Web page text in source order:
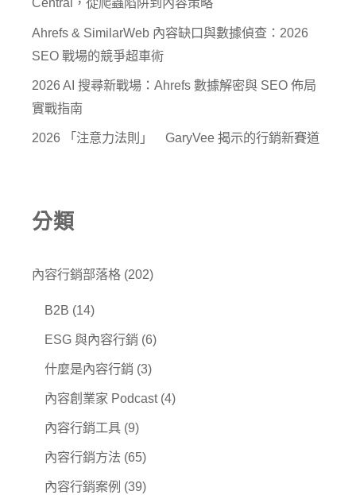
Ahrefs & SimilarWeb 內容缺口與數據偵查：2026
SEO 戰場的競爭超車術
2026 AI 搜尋新戰場：Ahrefs 數據解密與 SEO 佈局
實戰指南
2026 「注意力法則」 GaryVee 揭示的行銷新賽道
分類
內容行銷部落格 (202)
B2B (14)
ESG 與內容行銷 (6)
什麼是內容行銷 (3)
內容創業家 Podcast(4)
內容行銷工具 (9)
內容行銷方法 (65)
內容行銷案例 (39)